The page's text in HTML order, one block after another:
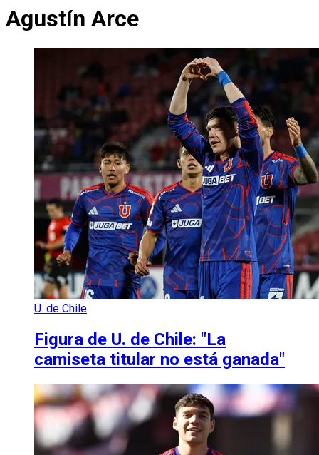
Agustín Arce
U. de Chile
Figura de U. de Chile: "La
camiseta titular no está ganada"